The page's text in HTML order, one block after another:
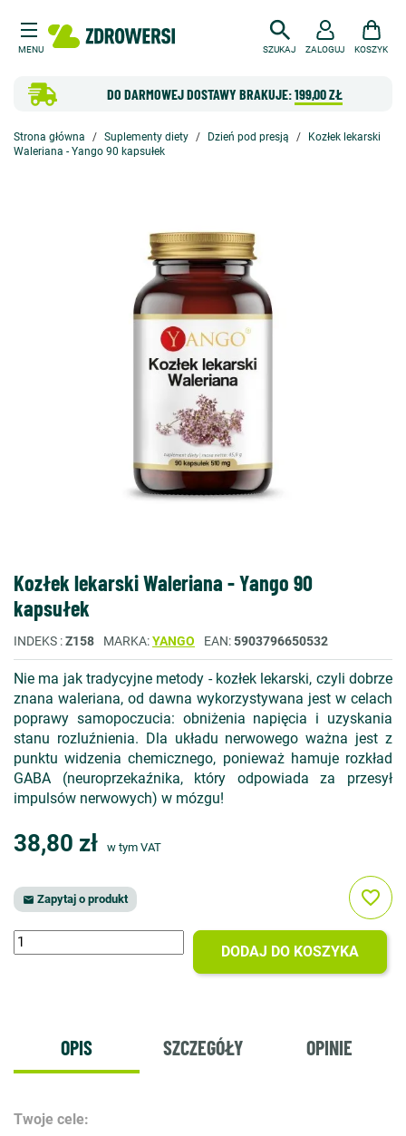
MENU SZUKAJ
DO DARMOWEJ DOSTAWY BRAKUJE:199,00 ZŁ
ZALOGUJ KOSZYK
Strona główna Suplementy diety Dzień pod presją
Kozłek lekarski
Waleriana - Yango 90 kapsułek
Kozłek lekarski Waleriana - Yango 90
kapsułek
INDEKS Z158 MARKA YANGO EAN 5903796650532
Nie ma jak tradycyjne metody - kozłek lekarski, czyli dobrze
znana waleriana, od dawna wykorzystywana jest w celach
poprawy samopoczucia: obniżenia napięcia i uzyskania
stanu rozluźnienia. Dla układu nerwowego ważna jest z
punktu widzenia chemicznego, ponieważ hamuje rozkład
GABA (neuroprzekaźnika, który odpowiada za przesył
impulsów nerwowych) w mózgu!
38,80 zł w tym VAT
 Zapytaj o produkt
DODAJ DO KOSZYKA
favorite_border
OPIS SZCZEGÓŁY OPINIE
Twoje cele: